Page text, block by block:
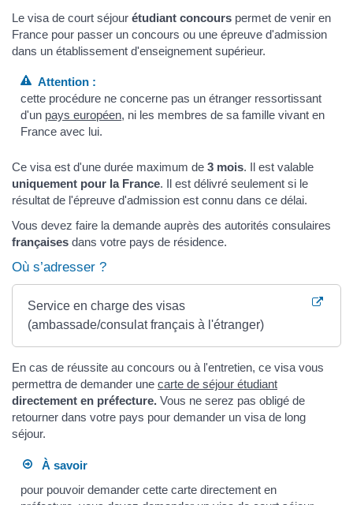
Le visa de court séjour étudiant concours permet de venir en
France pour passer un concours ou une épreuve d'admission
dans un établissement d'enseignement supérieur.
Attention :
cette procédure ne concerne pas un étranger ressortissant
d'un pays européen, ni les membres de sa famille vivant en
France avec lui.
Ce visa est d'une durée maximum de 3 mois. Il est valable
uniquement pour la France. Il est délivré seulement si le
résultat de l'épreuve d'admission est connu dans ce délai.
Vous devez faire la demande auprès des autorités consulaires
françaises dans votre pays de résidence.
Où s’adresser ?
Service en charge des visas
(ambassade/consulat français à l'étranger)
En cas de réussite au concours ou à l'entretien, ce visa vous
permettra de demander une carte de séjour étudiant
directement en préfecture. Vous ne serez pas obligé de
retourner dans votre pays pour demander un visa de long
séjour.
À savoir
pour pouvoir demander cette carte directement en